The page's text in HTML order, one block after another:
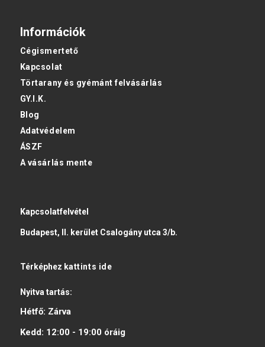
Információk
Cégismertető
Kapcsolat
Törtarany és gyémánt felvásárlás
GY.I.K.
Blog
Adatvédelem
ÁSZF
A vásárlás mente
Kapcsolatfelvétel
Budapest, II. kerület Csalogány utca 3/b.
Térképhez kattints ide
Nyitva tartás:
Hétfő: Zárva
Kedd: 12:00 - 19:00 óráig